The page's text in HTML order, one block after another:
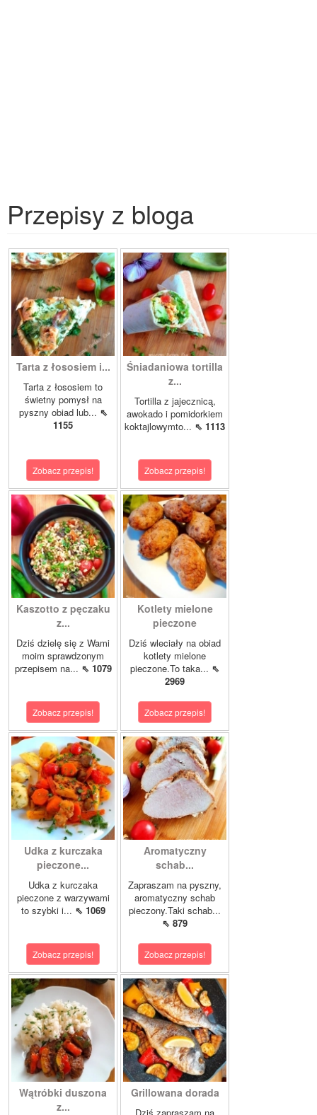
Przepisy z bloga
Tarta z łososiem i...
Tarta z łososiem to
świetny pomysł na
pyszny obiad lub... ⇖
1155
Zobacz przepis!
Śniadaniowa tortilla
z...
Tortilla z jajecznicą,
awokado i pomidorkiem
koktajlowymto... ⇖ 1113
Zobacz przepis!
Kaszotto z pęczaku
z...
Dziś dzielę się z Wami
moim sprawdzonym
przepisem na... ⇖ 1079
Zobacz przepis!
Kotlety mielone
pieczone
Dziś wleciały na obiad
kotlety mielone
pieczone.To taka... ⇖
2969
Zobacz przepis!
Udka z kurczaka
pieczone...
Udka z kurczaka
pieczone z warzywami
to szybki i... ⇖ 1069
Zobacz przepis!
Aromatyczny
schab...
Zapraszam na pyszny,
aromatyczny schab
pieczony.Taki schab...
⇖ 879
Zobacz przepis!
Wątróbki duszona
z...
Grillowana dorada